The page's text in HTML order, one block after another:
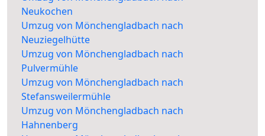
Neukochen
Umzug von Mönchengladbach nach
Neuziegelhütte
Umzug von Mönchengladbach nach
Pulvermühle
Umzug von Mönchengladbach nach
Stefansweilermühle
Umzug von Mönchengladbach nach
Hahnenberg